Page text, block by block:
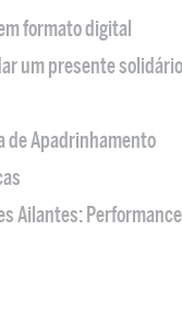
formato digital
um presente
de Apadrinhamento
Ailantes: